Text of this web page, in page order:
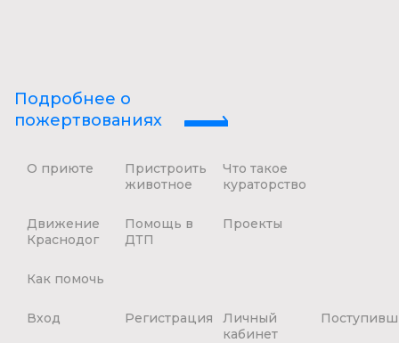
Подробнее о
пожертвованиях
О приюте
Пристроить
животное
Что такое
кураторство
Движение
Краснодог
Помощь в
ДТП
Проекты
Как помочь
Вход Регистрация
Личный
кабинет